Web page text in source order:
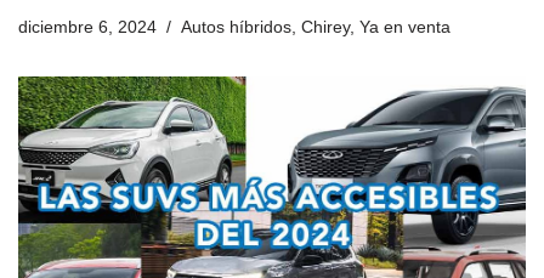
diciembre 6, 2024 Autos híbridos Chirey, Ya en venta